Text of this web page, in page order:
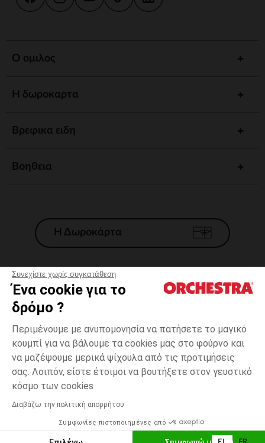
Συνεχίστε χωρίς συγκατάθεση
Ένα cookie για το
δρόμο ?
Περιμένουμε με ανυπομονησία να πατήσετε το μαγικό
κουμπί για να βάλουμε τα cookies μας στο φούρνο και
να μαζέψουμε μερικά ψίχουλα από τις προτιμήσεις
σας. Λοιπόν, είστε έτοιμοι να βουτήξετε στον γευστικό
κόσμο των cookies
Διαβάζω την πολιτική απορρήτου
Συμφωνίες πιστοποιημένες από
Πολύχρωμο
one
Δυνατότητα πληρωμής με
ΠΡΟΣΘΉΚΗ ΣΤΟ ΚΑΛΆΘΙ
Ο ομιλος
Η δωροκαρτα
Βρεφικα ειδη
Βοηθεια
Η Δωροκάρτα
Γενικοί 'Οροι Πώλησης
*Εμπορικες προσφορες
Προσωπικά δεδομένα
Διαχείρηση των cookies
Προσβασιμότητα: μη συμμορφούμενη
H Orchestra συμμετέχει στον κωδικά δεοντολογίας και στο σύστημα
μεσολάβησης της Γαλλικής Ομοσπονδίας Ηλεκτρονικού Εμπορίου.